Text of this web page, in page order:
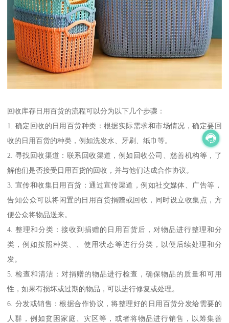
回收库存日用百货的流程可以分为以下几个步骤：
1. 确定回收的日用百货种类：根据实际需求和市场情况，确定要回
收的日用百货的种类，例如洗发水、牙刷、纸巾等。
2. 寻找回收渠道：联系回收渠道，例如回收公司、慈善机构等，了
解他们是否接受日用百货的回收，并与他们达成合作协议。
3. 宣传和收集日用百货：通过宣传渠道，例如社交媒体、广告等，
告知公众可以将闲置的日用百货捐赠或回收，同时设立收集点，方
便公众将物品送来。
4. 整理和分类：接收到捐赠的日用百货后，对物品进行整理和分
类，例如按照种类、、使用状态等进行分类，以便后续处理和分
发。
5. 检查和清洁：对捐赠的物品进行检查，确保物品的质量和可用
性，如果有损坏或过期的物品，可以进行修复或处理。
6. 分发或销售：根据合作协议，将整理好的日用百货分发给需要的
人群，例如贫困家庭、灾区等，或者将物品进行销售，以筹集善